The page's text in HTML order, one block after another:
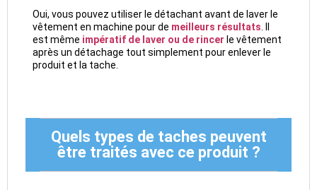
Oui, vous pouvez utiliser le détachant avant de laver le
vêtement en machine pour de meilleurs résultats. Il
est même impératif de laver ou de rincer le vêtement
après un détachage tout simplement pour enlever le
produit et la tache.
Quels types de taches peuvent
être traités avec ce produit ?